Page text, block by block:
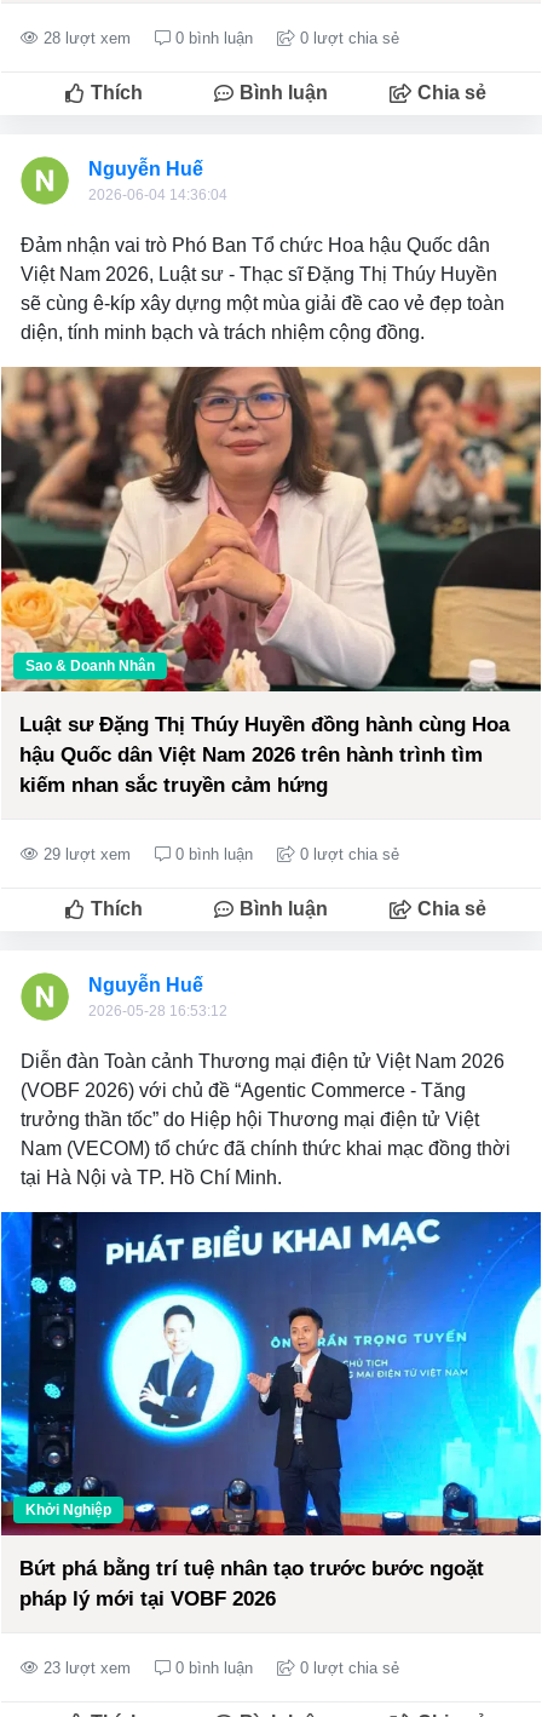
28 lượt xem 0 bình luận 0 lượt chia sẻ
Thích Bình luận Chia sẻ
Nguyễn Huế
2026-06-04 14:36:04
Đảm nhận vai trò Phó Ban Tổ chức Hoa hậu Quốc dân
Việt Nam 2026, Luật sư - Thạc sĩ Đặng Thị Thúy Huyền
sẽ cùng ê-kíp xây dựng một mùa giải đề cao vẻ đẹp toàn
diện, tính minh bạch và trách nhiệm cộng đồng.
Sao & Doanh Nhân
Luật sư Đặng Thị Thúy Huyền đồng hành cùng Hoa
hậu Quốc dân Việt Nam 2026 trên hành trình tìm
kiếm nhan sắc truyền cảm hứng
29 lượt xem 0 bình luận 0 lượt chia sẻ
Thích Bình luận Chia sẻ
Nguyễn Huế
2026-05-28 16:53:12
Diễn đàn Toàn cảnh Thương mại điện tử Việt Nam 2026
(VOBF 2026) với chủ đề “Agentic Commerce - Tăng
trưởng thần tốc” do Hiệp hội Thương mại điện tử Việt
Nam (VECOM) tổ chức đã chính thức khai mạc đồng thời
tại Hà Nội và TP. Hồ Chí Minh.
Khởi Nghiệp
Bứt phá bằng trí tuệ nhân tạo trước bước ngoặt
pháp lý mới tại VOBF 2026
23 lượt xem 0 bình luận 0 lượt chia sẻ